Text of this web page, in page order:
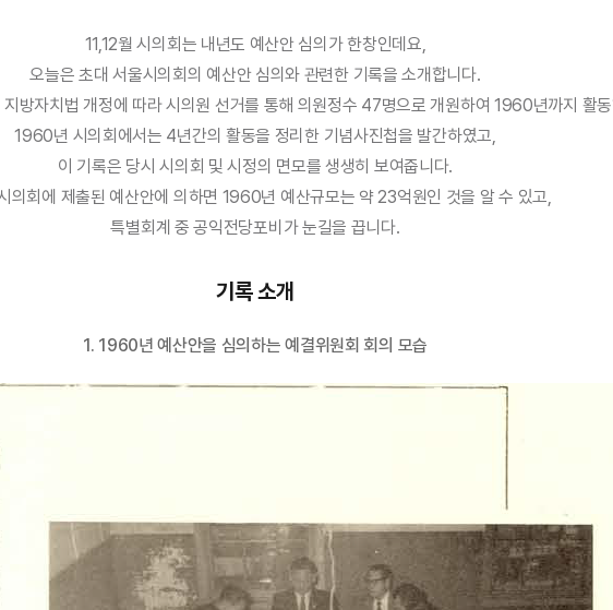
11,12월 시의회는 내년도 예산안 심의가 한창인데요,
오늘은 초대 서울시의회의 예산안 심의와 관련한 기록을 소개합니다.
방자치법 개정에 따라 시의원 선거를 통해 의원정수 47명으로 개원하여 1960년까지 활
1960년 시의회에서는 4년간의 활동을 정리한 기념사진첩을 발간하였고,
이 기록은 당시 시의회 및 시정의 면모를 생생히 보여줍니다.
의회에 제출된 예산안에 의하면 1960년 예산규모는 약 23억원인 것을 알 수 있고,
특별회계 중 공익전당포비가 눈길을 끕니다.
기록 소개
1. 1960년 예산안을 심의하는 예결위원회 회의 모습